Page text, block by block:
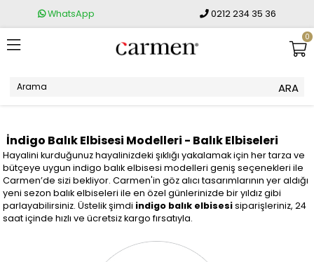
WhatsApp 0212 234 35 36
0
İndigo Balık Elbisesi Modelleri - Balık Elbiseleri
Hayalini kurduğunuz hayalinizdeki şıklığı yakalamak için her tarza ve
bütçeye uygun indigo balık elbisesi modelleri geniş seçenekleri ile
Carmen’de sizi bekliyor. Carmen'in göz alıcı tasarımlarının yer aldığı
yeni sezon balık elbiseleri ile en özel günlerinizde bir yıldız gibi
parlayabilirsiniz. Üstelik şimdi indigo balık elbisesisiparişleriniz, 24
saat içinde hızlı ve ücretsiz kargo fırsatıyla.